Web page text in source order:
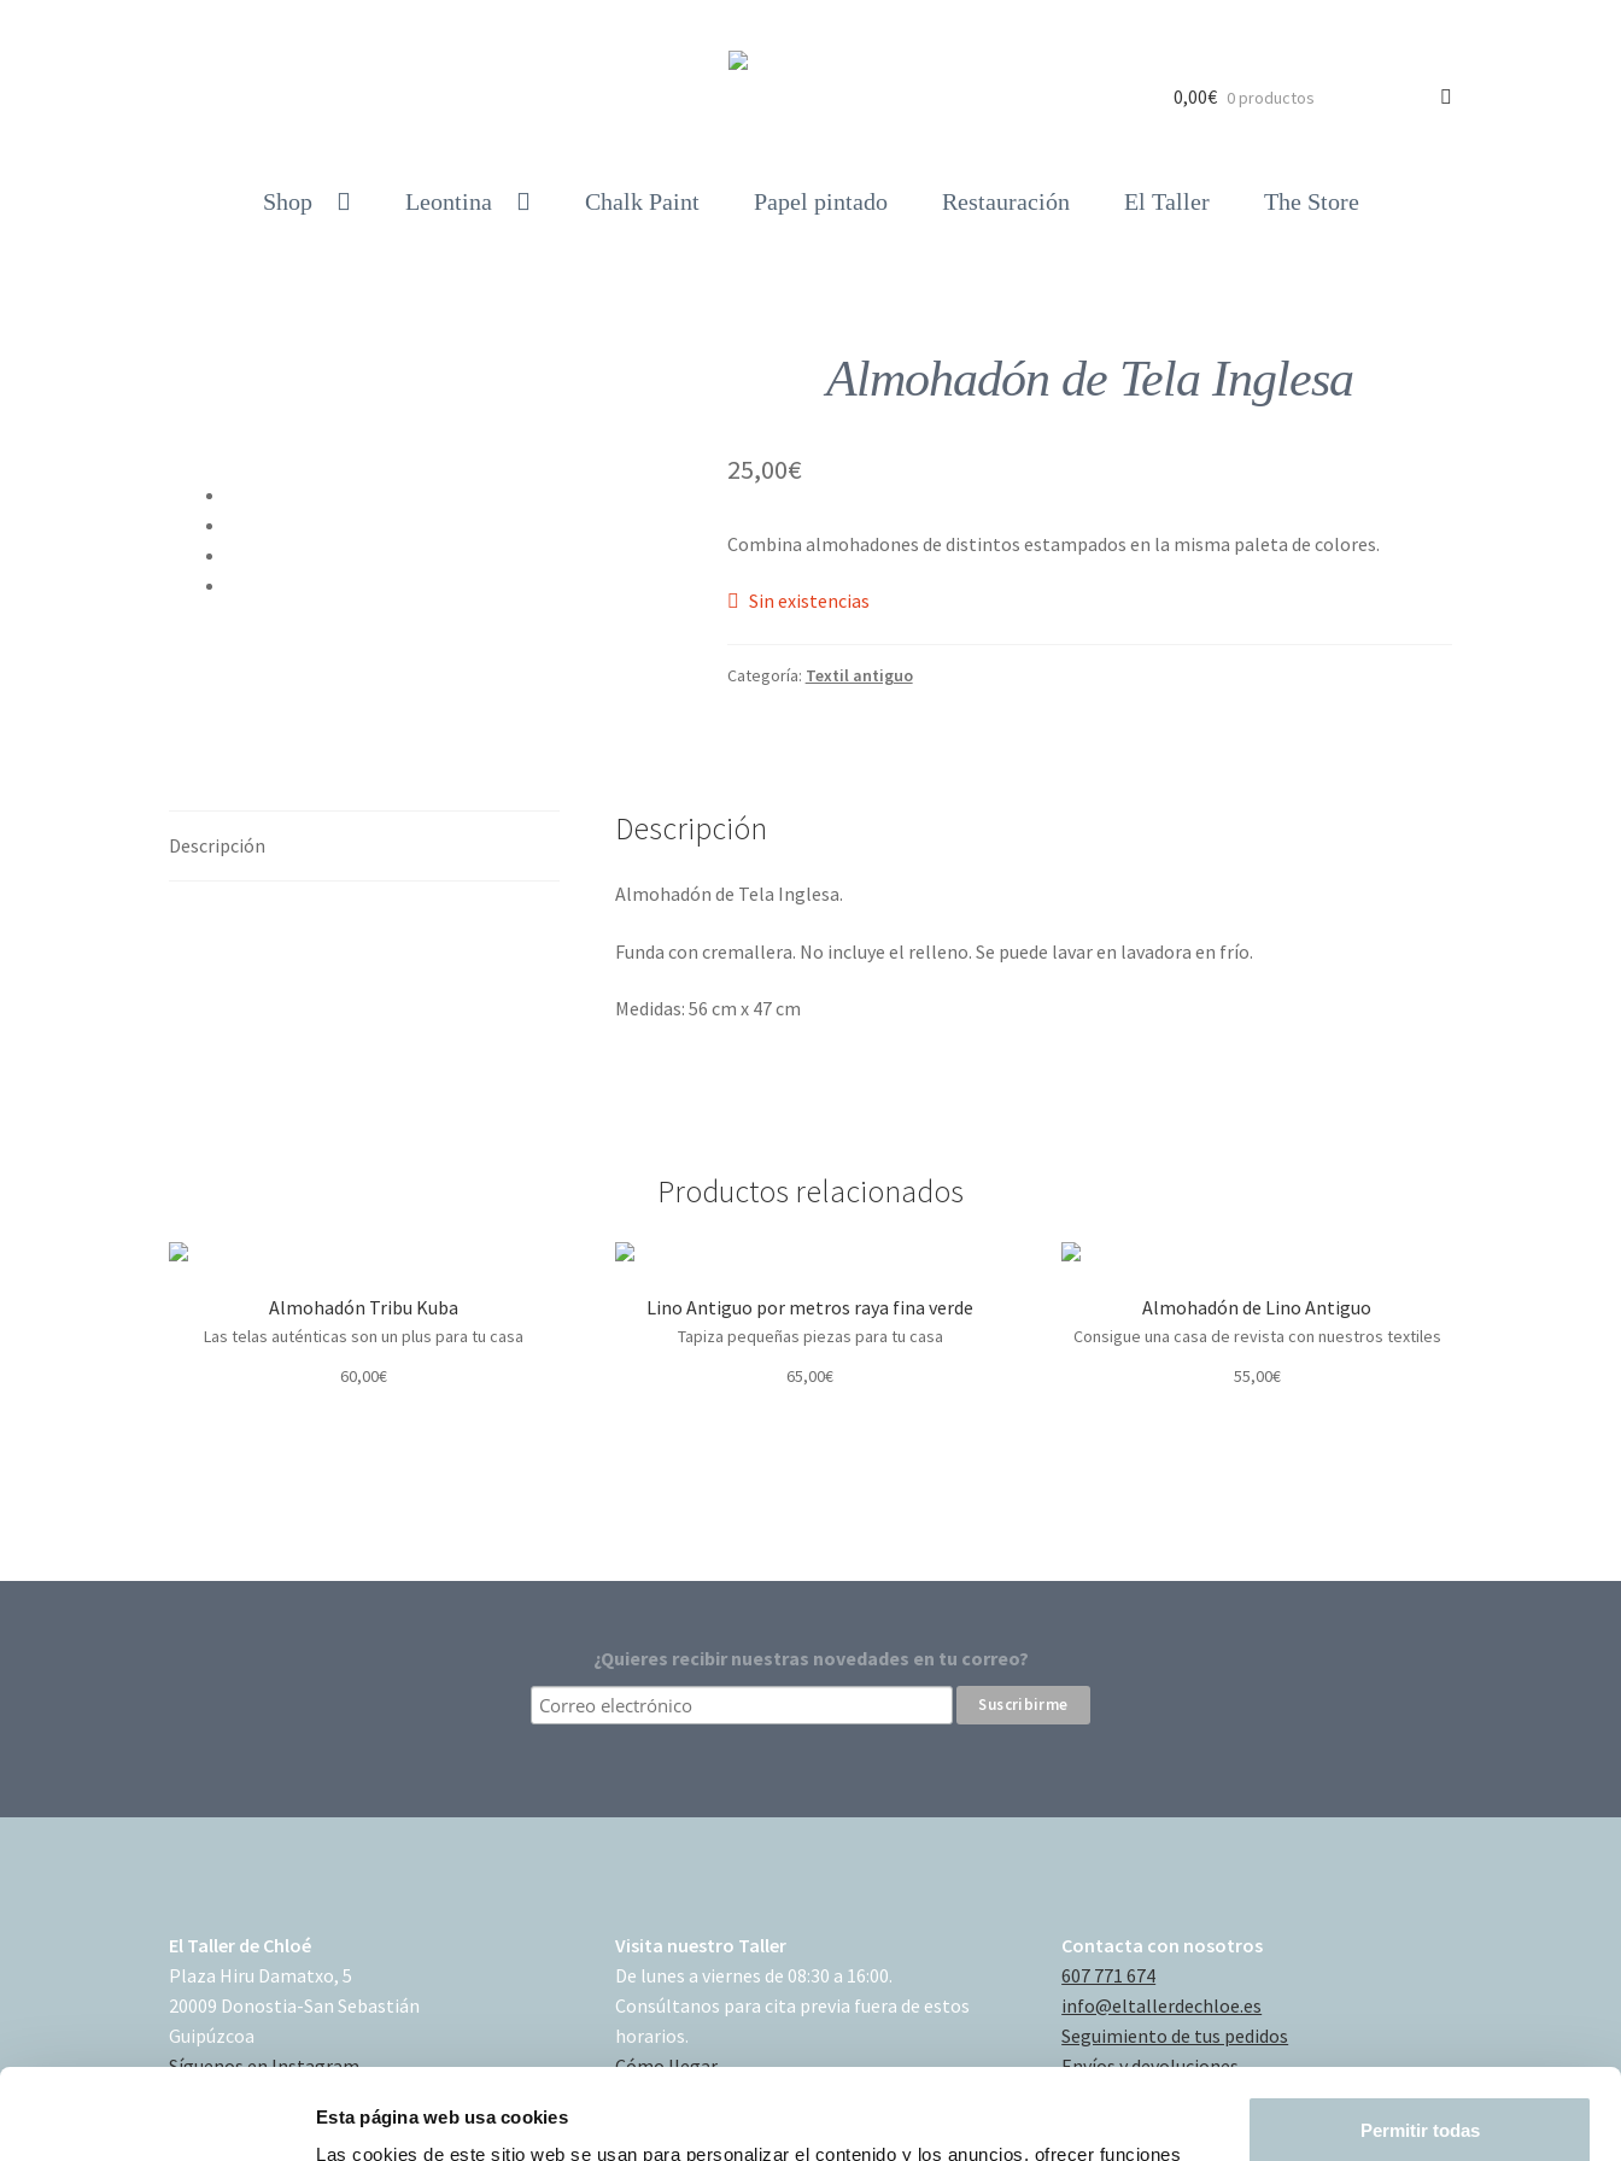
Esta página web usa cookies
Las cookies de este sitio web se usan para personalizar el contenido y los anuncios, ofrecer funciones
Permitir todas
0,00€ 0 productos
Shop Leontina Chalk Paint Papel pintado Restauración El Taller The Store
Almohadón de Tela Inglesa
25,00€
Combina almohadones de distintos estampados en la misma paleta de colores.
Sin existencias
Categoría: Textil antiguo
Descripción Descripción
Almohadón de Tela Inglesa.
Funda con cremallera. No incluye el relleno. Se puede lavar en lavadora en frío.
Medidas: 56 cm x 47 cm
Productos relacionados
Almohadón Tribu Kuba
Las telas auténticas son un plus para tu casa
60,00€
Lino Antiguo por metros raya fina verde
Tapiza pequeñas piezas para tu casa
65,00€
Almohadón de Lino Antiguo
Consigue una casa de revista con nuestros textiles
55,00€
¿Quieres recibir nuestras novedades en tu correo?
El Taller de Chloé
Plaza Hiru Damatxo, 5
20009 Donostia-San Sebastián
Guipúzcoa
Síguenos en Instagram
Visita nuestro Taller
De lunes a viernes de 08:30 a 16:00.
Consúltanos para cita previa fuera de estos
horarios.
Cómo llegar
Contacta con nosotros
607 771 674
info@eltallerdechloe.es
Seguimiento de tus pedidos
Envíos y devoluciones